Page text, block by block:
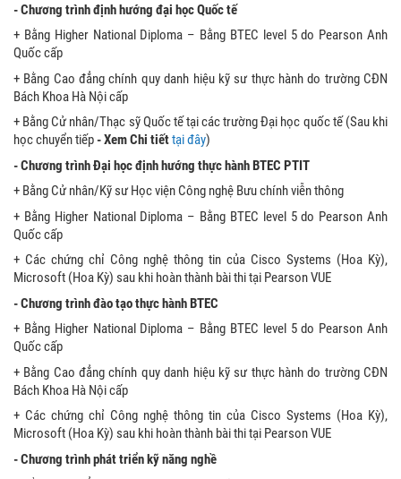
- Chương trình định hướng đại học Quốc tế
+ Bằng Higher National Diploma – Bằng BTEC level 5 do Pearson Anh
Quốc cấp
+ Bằng Cao đẳng chính quy danh hiệu kỹ sư thực hành do trường CĐN
Bách Khoa Hà Nội cấp
+ Bằng Cử nhân/Thạc sỹ Quốc tế tại các trường Đại học quốc tế (Sau khi
học chuyển tiếp - Xem Chi tiếttại đây)
- Chương trình Đại học định hướng thực hành BTEC PTIT
+ Bằng Cử nhân/Kỹ sư Học viện Công nghệ Bưu chính viễn thông
+ Bằng Higher National Diploma – Bằng BTEC level 5 do Pearson Anh
Quốc cấp
+ Các chứng chỉ Công nghệ thông tin của Cisco Systems (Hoa Kỳ),
Microsoft (Hoa Kỳ) sau khi hoàn thành bài thi tại Pearson VUE
- Chương trình đào tạo thực hành BTEC
+ Bằng Higher National Diploma – Bằng BTEC level 5 do Pearson Anh
Quốc cấp
+ Bằng Cao đẳng chính quy danh hiệu kỹ sư thực hành do trường CĐN
Bách Khoa Hà Nội cấp
+ Các chứng chỉ Công nghệ thông tin của Cisco Systems (Hoa Kỳ),
Microsoft (Hoa Kỳ) sau khi hoàn thành bài thi tại Pearson VUE
- Chương trình phát triển kỹ năng nghề